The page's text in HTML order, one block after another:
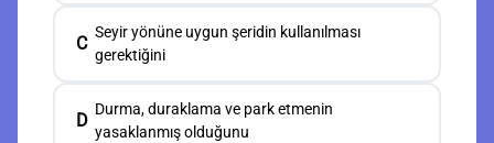
C
Seyir yönüne uygun şeridin kullanılması
gerektiğini
D
Durma, duraklama ve park etmenin
yasaklanmış olduğunu